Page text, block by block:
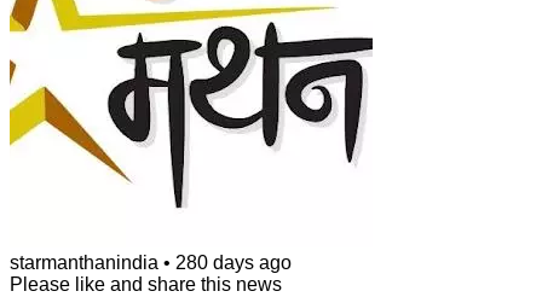
starmanthanindia • 280 days ago
Please like and share this news